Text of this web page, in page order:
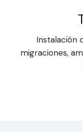
Instalación
migraciones,